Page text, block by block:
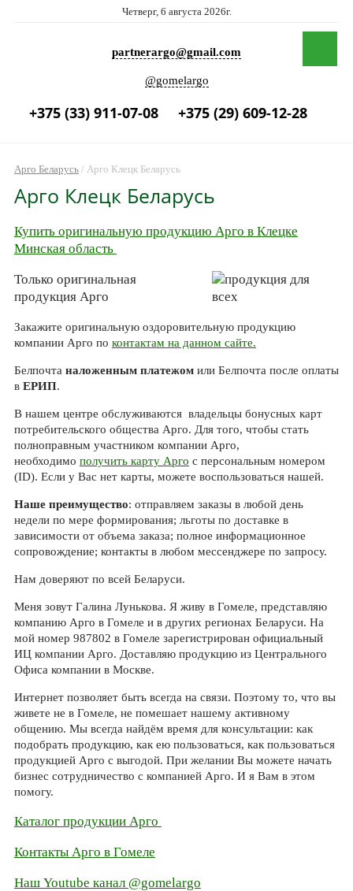
Четверг, 6 августа 2026г.
partnerargo@gmail.com
@gomelargo
+375 (33) 911-07-08 +375 (29) 609-12-28
Арго Беларусь/ Арго Клецк Беларусь
Арго Клецк Беларусь
Купить оригинальную продукцию Арго в Клецке
Минская область
Только оригинальная
продукция Арго
Закажите оригинальную оздоровительную продукцию
компании Арго по контактам на данном сайте.
Белпочта наложенным платежомили Белпочта после оплаты
в ЕРИП.
В нашем центре обслуживаются владельцы бонусных карт
потребительского общества Арго. Для того, чтобы стать
полноправным участником компании Арго,
необходимо получить карту Арго с персональным номером
(ID). Если у Вас нет карты, можете воспользоваться нашей.
Наше преимущество: отправляем заказы в любой день
недели по мере формирования; льготы по доставке в
зависимости от объема заказа; полное информационное
сопровождение; контакты в любом мессенджере по запросу.
Нам доверяют по всей Беларуси.
Меня зовут Галина Лунькова. Я живу в Гомеле, представляю
компанию Арго в Гомеле и в других регионах Беларуси. На
мой номер 987802 в Гомеле зарегистрирован официальный
ИЦ компании Арго. Доставляю продукцию из Центрального
Офиса компании в Москве.
Интернет позволяет быть всегда на связи. Поэтому то, что вы
живете не в Гомеле, не помешает нашему активному
общению. Мы всегда найдём время для консультации: как
подобрать продукцию, как ею пользоваться, как пользоваться
продукцией Арго с выгодой. При желании Вы можете начать
бизнес сотрудничество с компанией Арго. И я Вам в этом
помогу.
Каталог продукции Арго
Контакты Арго в Гомеле
Наш Youtube канал @gomelargo